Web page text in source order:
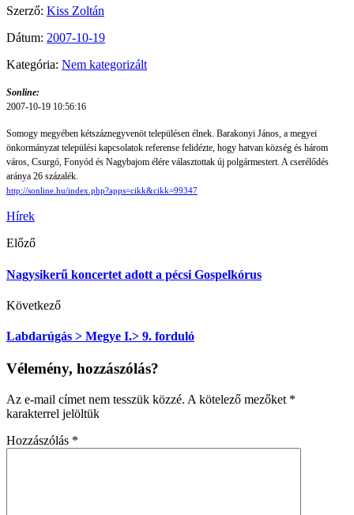
Szerző: Kiss Zoltán
Dátum: 2007-10-19
Kategória: Nem kategorizált
Sonline:
2007-10-19 10:56:16
Somogy megyében kétszáznegyvenöt településen élnek. Barakonyi János, a megyei
önkormányzat települési kapcsolatok referense felidézte, hogy hatvan község és három
város, Csurgó, Fonyód és Nagybajom élére választottak új polgármestert. A cserélődés
aránya 26 százalék.
http://sonline.hu/index.php?apps=cikk&cikk=99347
Hírek
Előző
Nagysikerű koncertet adott a pécsi Gospelkórus
Következő
Labdarúgás > Megye I.> 9. forduló
Vélemény, hozzászólás?
Az e-mail címet nem tesszük közzé. A kötelező mezőket *
karakterrel jelöltük
Hozzászólás *